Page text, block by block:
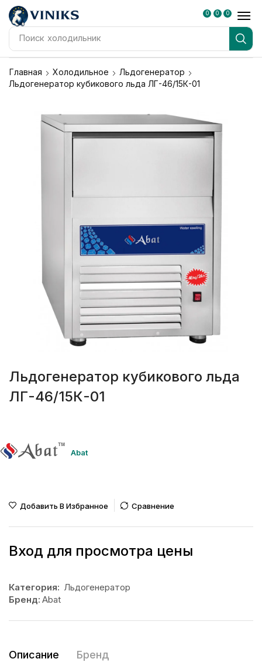
Поиск холодильник
0 0 0
Главная Холодильное
Льдогенератор
Льдогенератор кубикового льда ЛГ-46/15К-01
Льдогенератор кубикового льда
ЛГ-46/15К-01
Abat
Добавить В Избранное Сравнение
Вход для просмотра цены
Категория: Льдогенератор
Бренд: Abat
Описание Бренд